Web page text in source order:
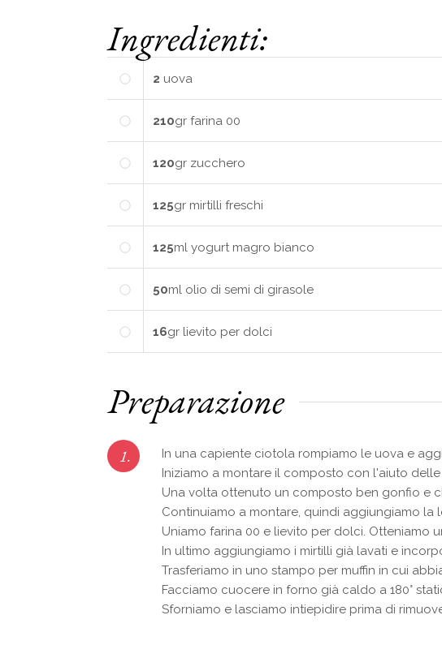
Ingredienti:
2 uova
210gr farina 00
120gr zucchero
125gr mirtilli freschi
125ml yogurt magro bianco
50ml olio di semi di girasole
16gr lievito per dolci
Preparazione
1.
In una capiente ciotola rompiamo le uova e
Iniziamo a montare il composto con l'aiuto
Una volta ottenuto un composto ben gonfio e
Continuiamo a montare, quindi aggiungiamo la
Uniamo farina 00 e lievito per dolci. Otteniamo
In ultimo aggiungiamo i mirtilli già lavati e
Trasferiamo in uno stampo per muffin in cui
Facciamo cuocere in forno già caldo a 180°
Sforniamo e lasciamo intiepidire prima di